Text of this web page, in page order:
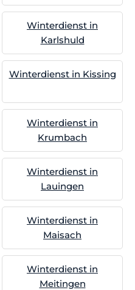
Winterdienst in
Karlshuld
Winterdienst in Kissing
Winterdienst in
Krumbach
Winterdienst in
Lauingen
Winterdienst in
Maisach
Winterdienst in
Meitingen